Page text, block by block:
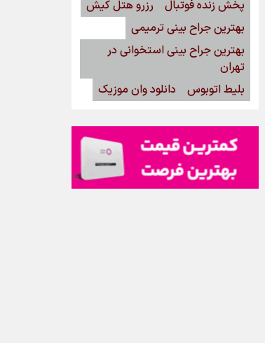
پخش زنده فوتبال
رزرو هتل کیش
بهترین جراح بینی ترمیمی
بهترین جراح بینی استخوانی در
تهران
بلیط اتوبوس
دانلود وان موزیک